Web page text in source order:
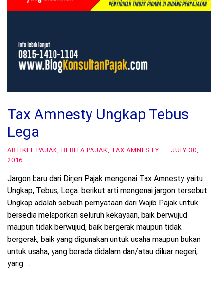
Tax Amnesty Ungkap Tebus
Lega
ARTIKEL PAJAK, BERITA PAJAK, TAX AMNESTY ·
JULY 30,
2016
Jargon baru dari Dirjen Pajak mengenai Tax Amnesty yaitu
Ungkap, Tebus, Lega. berikut arti mengenai jargon tersebut:
Ungkap adalah sebuah pernyataan dari Wajib Pajak untuk
bersedia melaporkan seluruh kekayaan, baik berwujud
maupun tidak berwujud, baik bergerak maupun tidak
bergerak, baik yang digunakan untuk usaha maupun bukan
untuk usaha, yang berada didalam dan/atau diluar negeri,
yang …